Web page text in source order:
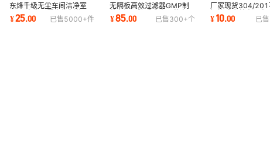
东烽千级无尘车间洁净室
GMP净化工程生物制药无
菌室加工定制
¥25.00 已售5000+件
无隔板高效过滤器GMP制
药车间医院手术室无菌房
FFU配套高效过滤器
¥85.00 已售300+个
厂家现货304/201
智能感应单人双人
净无尘间风淋室
¥10.00 已售